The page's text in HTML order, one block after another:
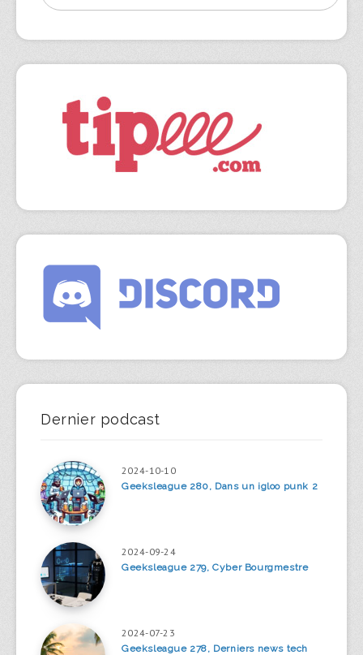
Dernier podcast
2024-10-10
Geeksleague 280, Dans un igloo punk 2
2024-09-24
Geeksleague 279, Cyber Bourgmestre
2024-07-23
Geeksleague 278, Derniers news tech